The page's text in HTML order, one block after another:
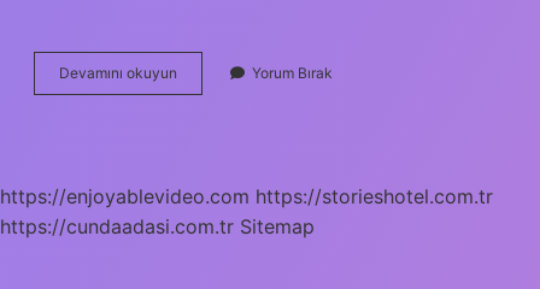
Devamını okuyun
Diyafram
Yorum Bırak
https://enjoyablevideo.com https://storieshotel.com.tr
https://cundaadasi.com.tr Sitemap